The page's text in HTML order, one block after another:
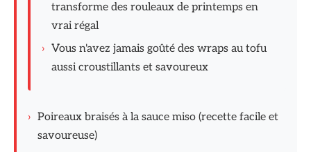
transforme des rouleaux de printemps en
vrai régal
› Vous n'avez jamais goûté des wraps au tofu
aussi croustillants et savoureux
› Poireaux braisés à la sauce miso (recette facile et
savoureuse)